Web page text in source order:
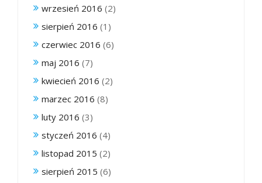
wrzesień 2016 (2)
sierpień 2016 (1)
czerwiec 2016 (6)
maj 2016 (7)
kwiecień 2016 (2)
marzec 2016 (8)
luty 2016 (3)
styczeń 2016 (4)
listopad 2015 (2)
sierpień 2015 (6)